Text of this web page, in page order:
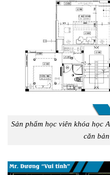
Sản phẩm học viên khóa học
căn